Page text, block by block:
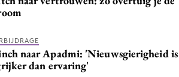
naar Apadmi: 'Nieuwsgierigheid is
dan ervaring'